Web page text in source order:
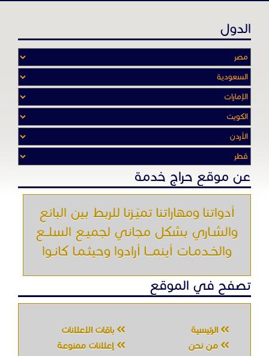
الدول
عن موقع حراج خدمة
أدواتنا ومهاراتنا تميّـزنا للربط بين البائع
والشـاري بشكل مجاني لجميـع السلــع
والخـدمـات أينمـــا أرادوا وحيثـمـا كانـوا
تصفح في الموقع
الرئيسية
باقات الإعلانات
من نحن
إعلانات ممنوعة